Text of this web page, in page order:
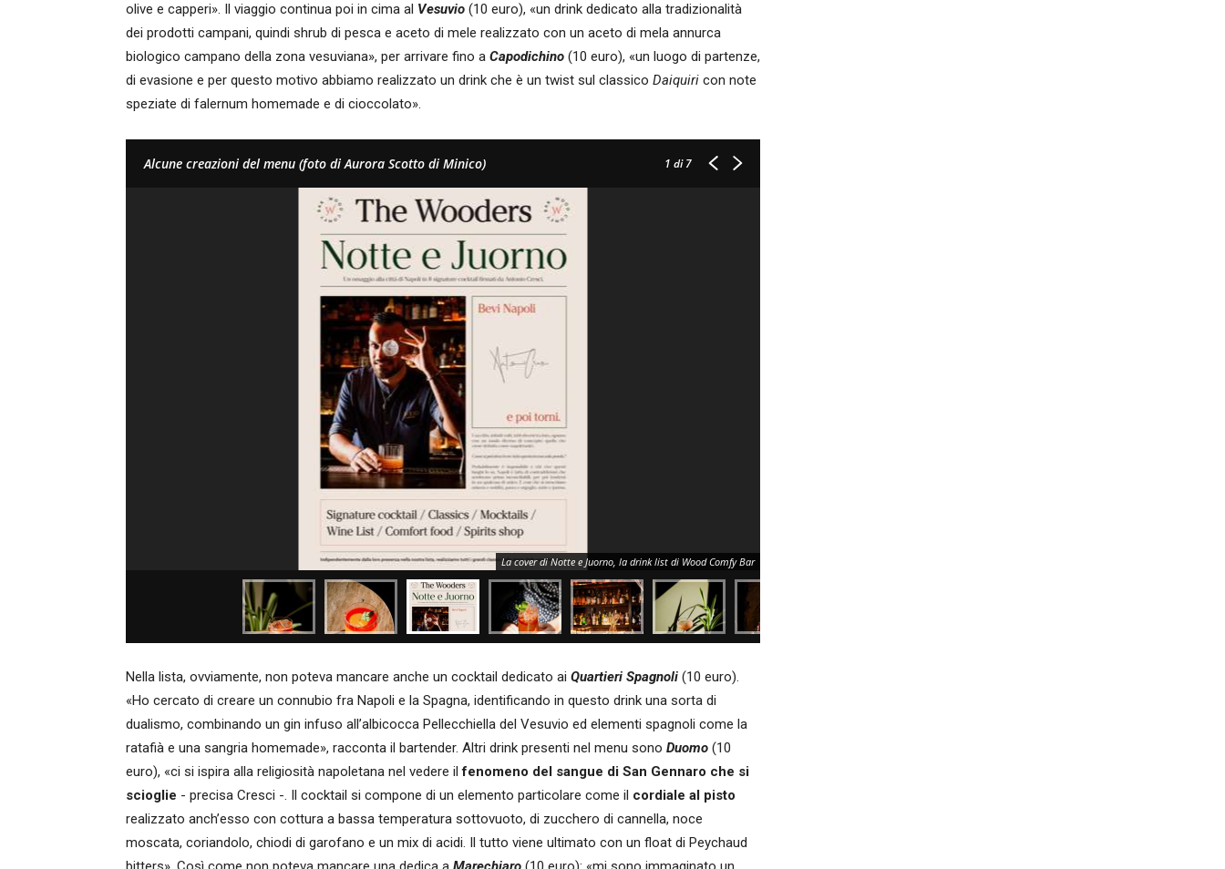
olive e capperi». Il viaggio continua poi in cima al Vesuvio (10 euro), «un drink dedicato alla tradizionalità
dei prodotti campani, quindi shrub di pesca e aceto di mele realizzato con un aceto di mela annurca
biologico campano della zona vesuviana», per arrivare fino a Capodichino (10 euro), «un luogo di partenze,
di evasione e per questo motivo abbiamo realizzato un drink che è un twist sul classico Daiquiri con note
speziate di falernum homemade e di cioccolato».
Alcune creazioni del menu (foto di Aurora Scotto di Minico) 1 di 7
La cover di Notte e Juorno, la drink list di Wood Comfy Bar
Nella lista, ovviamente, non poteva mancare anche un cocktail dedicato ai Quartieri Spagnoli (10 euro).
«Ho cercato di creare un connubio fra Napoli e la Spagna, identificando in questo drink una sorta di
dualismo, combinando un gin infuso all’albicocca Pellecchiella del Vesuvio ed elementi spagnoli come la
ratafià e una sangria homemade», racconta il bartender. Altri drink presenti nel menu sono Duomo (10
euro), «ci si ispira alla religiosità napoletana nel vedere ilfenomeno del sangue di San Gennaro che si
scioglie - precisa Cresci -. Il cocktail si compone di un elemento particolare come il cordiale al pisto
realizzato anch’esso con cottura a bassa temperatura sottovuoto, di zucchero di cannella, noce
moscata, coriandolo, chiodi di garofano e un mix di acidi. Il tutto viene ultimato con un float di Peychaud